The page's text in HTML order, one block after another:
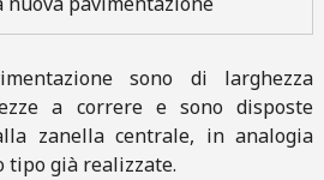
sono di larghezza
a correre e sono disposte
zanella centrale, in analogia
tipo già realizzate.